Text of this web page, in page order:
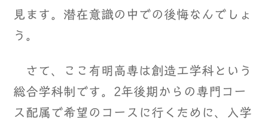
見ます。潜在意識の中での後悔なんでしょ
う。
さて、ここ有明高専は創造工学科という
総合学科制です。2年後期からの専門コー
ス配属で希望のコースに行くために、入学